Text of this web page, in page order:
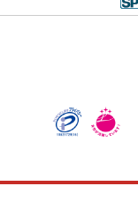
への提供の停
に関する苦情の
は、下記 までご
会社 TEL 03-